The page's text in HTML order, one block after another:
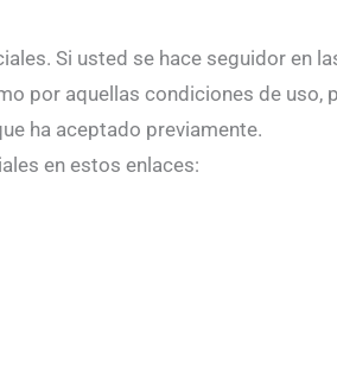
Si usted se hace seguidor en
por aquellas condiciones de uso,
ha aceptado previamente.
en estos enlaces: